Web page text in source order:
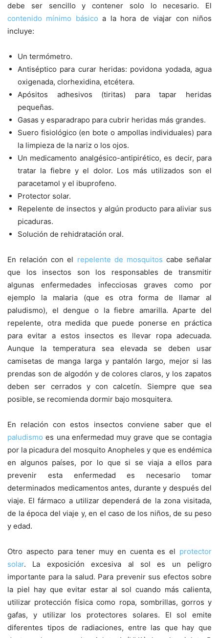
debe ser sencillo y contener solo lo necesario. El
contenido mínimo básico a la hora de viajar con niños
incluye:
Un termómetro.
Antiséptico para curar heridas: povidona yodada, agua
oxigenada, clorhexidina, etcétera.
Apósitos adhesivos (tiritas) para tapar heridas
pequeñas.
Gasas y esparadrapo para cubrir heridas más grandes.
Suero fisiológico (en bote o ampollas individuales) para
la limpieza de la nariz o los ojos.
Un medicamento analgésico-antipirético, es decir, para
tratar la fiebre y el dolor. Los más utilizados son el
paracetamol y el ibuprofeno.
Protector solar.
Repelente de insectos y algún producto para aliviar sus
picaduras.
Solución de rehidratación oral.
En relación con el repelente de mosquitos cabe señalar
que los insectos son los responsables de transmitir
algunas enfermedades infecciosas graves como por
ejemplo la malaria (que es otra forma de llamar al
paludismo), el dengue o la fiebre amarilla. Aparte del
repelente, otra medida que puede ponerse en práctica
para evitar a estos insectos es llevar ropa adecuada.
Aunque la temperatura sea elevada se deben usar
camisetas de manga larga y pantalón largo, mejor si las
prendas son de algodón y de colores claros, y los zapatos
deben ser cerrados y con calcetín. Siempre que sea
posible, se recomienda dormir bajo mosquitera.
En relación con estos insectos conviene saber que el
paludismo es una enfermedad muy grave que se contagia
por la picadura del mosquito Anopheles y que es endémica
en algunos países, por lo que si se viaja a ellos para
prevenir esta enfermedad es necesario tomar
determinados medicamentos antes, durante y después del
viaje. El fármaco a utilizar dependerá de la zona visitada,
de la época del viaje y, en el caso de los niños, de su peso
y edad.
Otro aspecto para tener muy en cuenta es el protector
solar. La exposición excesiva al sol es un peligro
importante para la salud. Para prevenir sus efectos sobre
la piel hay que evitar estar al sol cuando más calienta,
utilizar protección física como ropa, sombrillas, gorros y
gafas, y utilizar los protectores solares. El sol emite
diferentes tipos de radiaciones, entre las que hay que